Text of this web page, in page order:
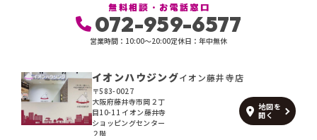
無料相談・お電話窓口
072-959-6577
営業時間：10:00〜20:00定休日：年中無休
イオンハウジングイオン藤井寺店
〒583-0027
大阪府藤井寺市岡２丁
目10-11 イオン藤井寺
ショッピングセンター
２階
地図を
開く